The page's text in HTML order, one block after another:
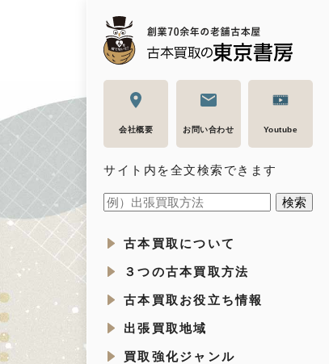
会社概要 お問い合わせ Youtube
サイト内を全文検索できます
古本買取について
３つの古本買取方法
古本買取お役立ち情報
出張買取地域
買取強化ジャンル